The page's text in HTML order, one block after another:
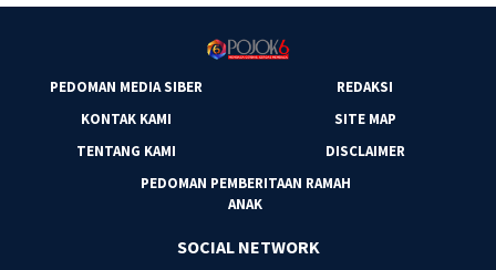
PEDOMAN MEDIA SIBER
REDAKSI
KONTAK KAMI
SITE MAP
TENTANG KAMI
DISCLAIMER
PEDOMAN PEMBERITAAN RAMAH
ANAK
SOCIAL NETWORK